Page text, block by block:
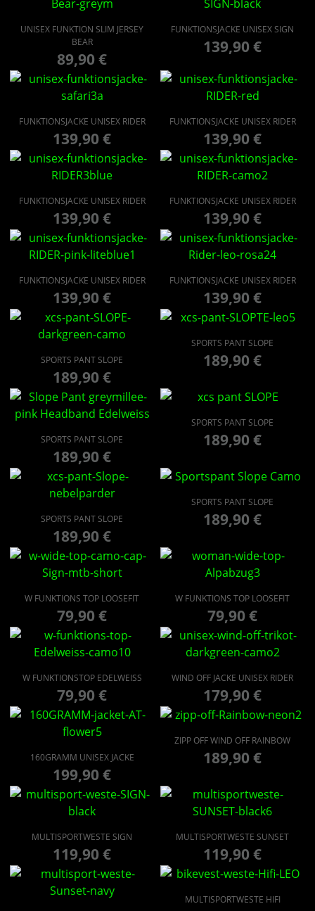
UNISEX FUNKTION SLIM JERSEY
BEAR
89,90€
FUNKTIONSJACKE UNISEX SIGN
139,90€
FUNKTIONSJACKE UNISEX RIDER
139,90€
FUNKTIONSJACKE UNISEX RIDER
139,90€
FUNKTIONSJACKE UNISEX RIDER
139,90€
FUNKTIONSJACKE UNISEX RIDER
139,90€
FUNKTIONSJACKE UNISEX RIDER
139,90€
FUNKTIONSJACKE UNISEX RIDER
139,90€
SPORTS PANT SLOPE
189,90€
SPORTS PANT SLOPE
189,90€
SPORTS PANT SLOPE
189,90€
SPORTS PANT SLOPE
189,90€
SPORTS PANT SLOPE
189,90€
SPORTS PANT SLOPE
189,90€
W FUNKTIONS TOP LOOSEFIT
79,90€
W FUNKTIONS TOP LOOSEFIT
79,90€
W FUNKTIONSTOP EDELWEISS
79,90€
WIND OFF JACKE UNISEX RIDER
179,90€
160GRAMM UNISEX JACKE
199,90€
ZIPP OFF WIND OFF RAINBOW
189,90€
MULTISPORTWESTE SIGN
119,90€
MULTISPORTWESTE SUNSET
119,90€
MULTISPORTWESTE HIFI